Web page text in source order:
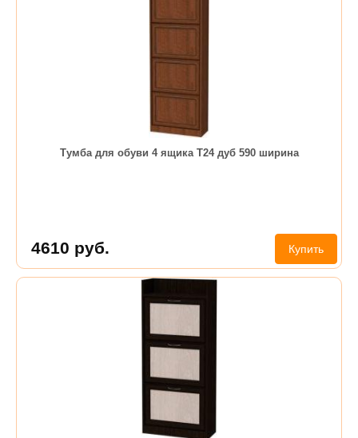
Тумба для обуви 4 ящика Т24 дуб 590 ширина
4610 руб. Купить